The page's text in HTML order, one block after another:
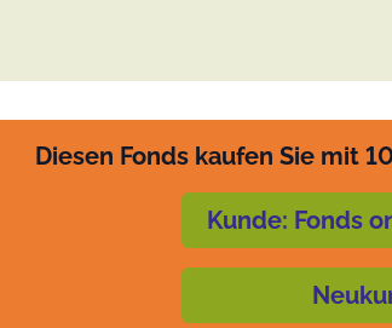
Diesen Fonds kaufen Sie mit
Kunde: Fonds